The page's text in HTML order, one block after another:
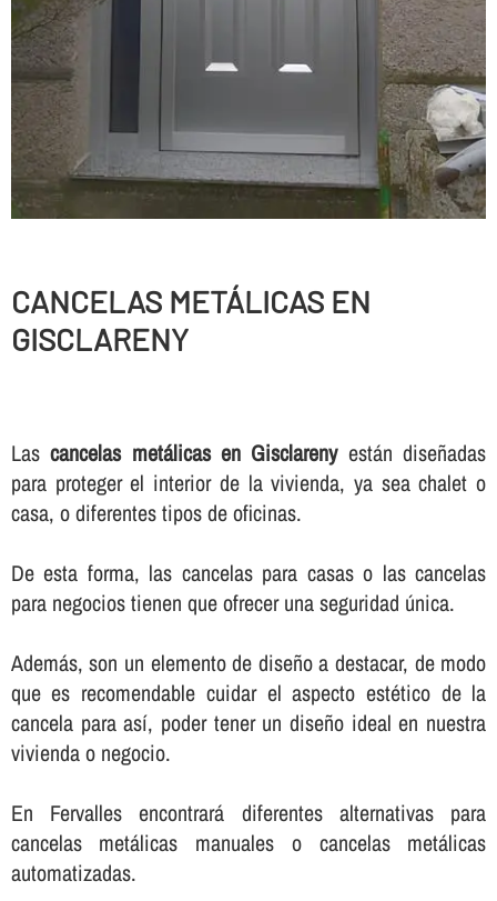
CANCELAS METÁLICAS EN
GISCLARENY
Lascancelas metálicas en Gisclarenyestán diseñadas
para proteger el interior de la vivienda, ya sea chalet o
casa, o diferentes tipos de oficinas.
De esta forma, las cancelas para casas o las cancelas
para negocios tienen que ofrecer una seguridad única.
Además, son un elemento de diseño a destacar, de modo
que es recomendable cuidar el aspecto estético de la
cancela para así­, poder tener un diseño ideal en nuestra
vivienda o negocio.
En Fervalles encontrará diferentes alternativas para
cancelas metálicas manuales o cancelas metálicas
automatizadas.